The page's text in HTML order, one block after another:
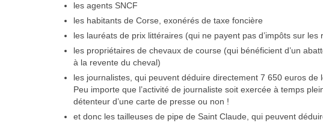
les agents SNCF
les habitants de Corse, exonérés de taxe foncière
les lauréats de prix littéraires (qui ne payent pas d’impôts sur
les propriétaires de chevaux de course (qui bénéficient d’un
à la revente du cheval)
les journalistes, qui peuvent déduire directement 7 650 euros
Peu importe que l’activité de journaliste soit exercée à temps
détenteur d’une carte de presse ou non !
et donc les tailleuses de pipe de Saint Claude, qui peuvent